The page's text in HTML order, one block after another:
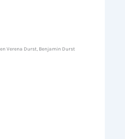
Verena Durst, Benjamin Durst